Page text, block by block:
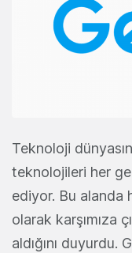
Teknoloji
teknolojileri her
ediyor. Bu alanda
olarak karşımıza
aldığını duyurdu.